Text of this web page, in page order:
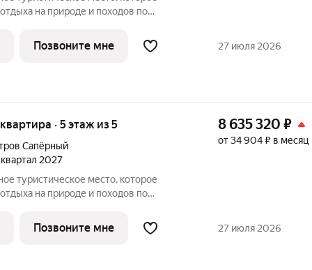
на природе и походов по
и смотровых площадок. И множество
Позвоните мне 27 июля 2026
· 5 этаж из 5
Сапёрный
квартал 2027
на природе и походов по
и смотровых площадок. И множество
8 635 320 ₽
от 34 904 ₽ в месяц
Позвоните мне 27 июля 2026